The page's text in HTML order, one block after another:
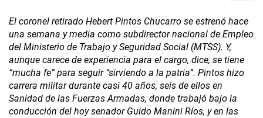
El coronel retirado Hebert Pintos Chucarro se estrenó hace
una semana y media como subdirector nacional de Empleo
del Ministerio de Trabajo y Seguridad Social (MTSS). Y,
aunque carece de experiencia para el cargo, dice, se tiene
“mucha fe” para seguir “sirviendo a la patria”. Pintos hizo
carrera militar durante casi 40 años, seis de ellos en
Sanidad de las Fuerzas Armadas, donde trabajó bajo la
conducción del hoy senador Guido Manini Ríos, y en las